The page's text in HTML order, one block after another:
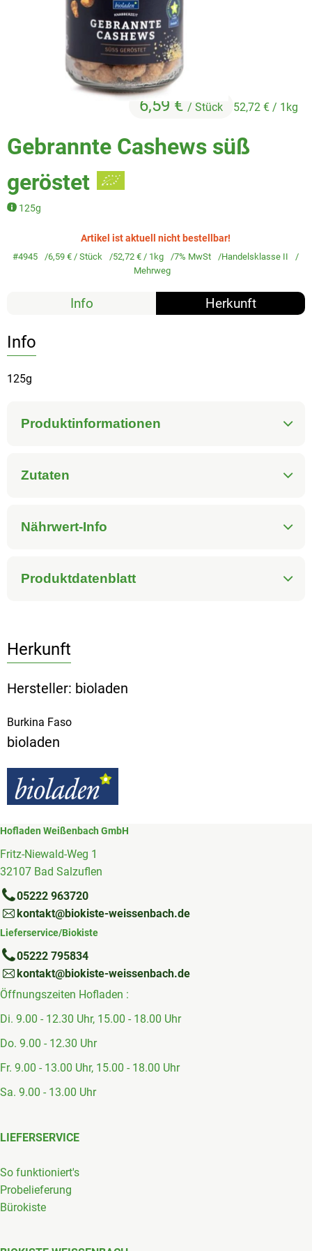
Veggie & Vegan
Backwaren
Trockensortiment
AllerLiebe
Großgebinde
Gebrannte Cashews süß
geröstet
125g
6,59 € / Stück 52,72 € / 1kg
Artikel ist aktuell nicht bestellbar!
#4945 6,59 €/ Stück 52,72 €/ 1kg 7% MwSt
Handelsklasse II
Mehrweg
Info Herkunft
Info
125g
Produktinformationen
Zutaten
Nährwert-Info
Produktdatenblatt
Herkunft
Hersteller: bioladen
Burkina Faso
bioladen
Hofladen Weißenbach GmbH
Fritz-Niewald-Weg 1
32107 Bad Salzuflen
05222 963720
kontakt@biokiste-weissenbach.de
Lieferservice/Biokiste
05222 795834
kontakt@biokiste-weissenbach.de
Öffnungszeiten Hofladen :
Di. 9.00 - 12.30 Uhr, 15.00 - 18.00 Uhr
Do. 9.00 - 12.30 Uhr
Fr. 9.00 - 13.00 Uhr, 15.00 - 18.00 Uhr
Sa. 9.00 - 13.00 Uhr
LIEFERSERVICE
So funktioniert's
Probelieferung
Bürokiste